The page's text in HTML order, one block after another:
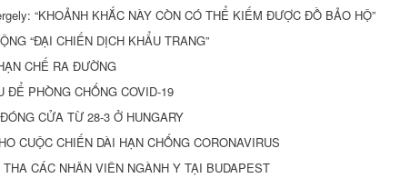
“KHOẢNH KHẮC NÀY CÒN CÓ THỂ KIẾM ĐƯỢC ĐỒ BẢO HỘ”
“ĐẠI CHIẾN DỊCH KHẨU TRANG”
CHẾ RA ĐƯỜNG
ĐỂ PHÒNG CHỐNG COVID-19
CỬA TỪ 28-3 Ở HUNGARY
CUỘC CHIẾN DÀI HẠN CHỐNG CORONAVIRUS
THA CÁC NHÂN VIÊN NGÀNH Y TẠI BUDAPEST